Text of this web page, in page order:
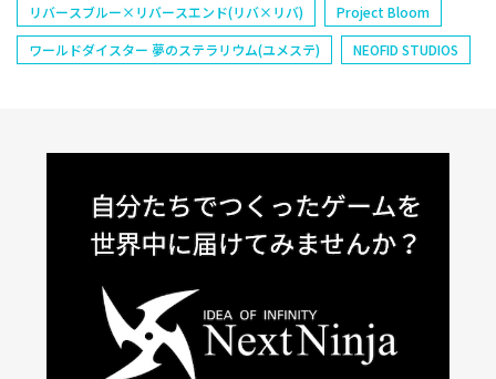
リバースブルー×リバースエンド(リバ×リバ)
Project Bloom
ワールドダイスター 夢のステラリウム(ユメステ)
NEOFID STUDIOS